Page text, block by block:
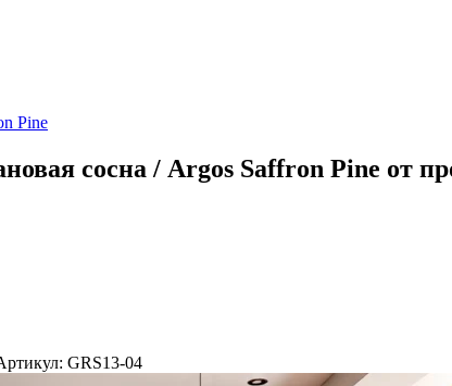
Pine
сосна / Argos Saffron Pine от
GRS13-04